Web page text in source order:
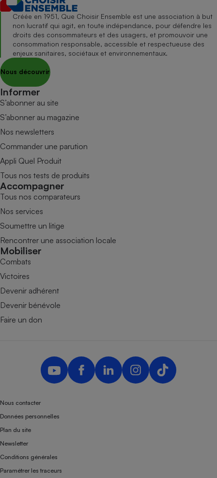
Créée en 1951, Que Choisir Ensemble est une association à but
non lucratif qui agit, en toute indépendance, pour défendre les
droits des consommateurs et des usagers, et promouvoir une
consommation responsable, accessible et respectueuse des
enjeux sanitaires, sociétaux et environnementaux.
Nous découvrir
Informer
S’abonner au site
S’abonner au magazine
Nos newsletters
Commander une parution
Appli Quel Produit
Tous nos tests de produits
Accompagner
Tous nos comparateurs
Nos services
Soumettre un litige
Rencontrer une association locale
Mobiliser
Combats
Victoires
Devenir adhérent
Devenir bénévole
Faire un don
Nous contacter
Données personnelles
Plan du site
Newsletter
Conditions générales
Paramétrer les traceurs